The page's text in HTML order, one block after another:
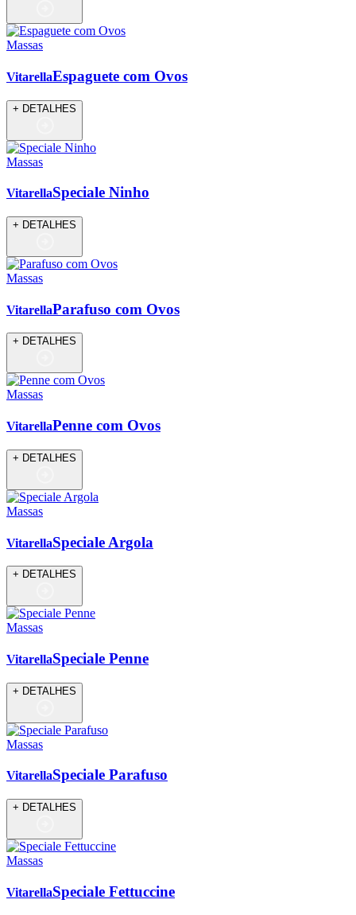
Massas
VitarellaEspaguete com Ovos
+ DETALHES
Massas
VitarellaSpeciale Ninho
+ DETALHES
Massas
VitarellaParafuso com Ovos
+ DETALHES
Massas
VitarellaPenne com Ovos
+ DETALHES
Massas
VitarellaSpeciale Argola
+ DETALHES
Massas
VitarellaSpeciale Penne
+ DETALHES
Massas
VitarellaSpeciale Parafuso
+ DETALHES
Massas
VitarellaSpeciale Fettuccine